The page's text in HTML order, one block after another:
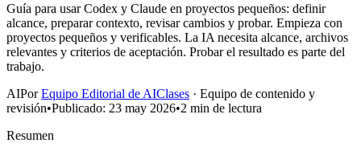
Guía para usar Codex y Claude en proyectos pequeños: definir
alcance, preparar contexto, revisar cambios y probar. Empieza con
proyectos pequeños y verificables. La IA necesita alcance, archivos
relevantes y criterios de aceptación. Probar el resultado es parte del
trabajo.
AIPor Equipo Editorial de AIClases · Equipo de contenido y
revisión•Publicado: 23 may 2026•2 min de lectura
Resumen